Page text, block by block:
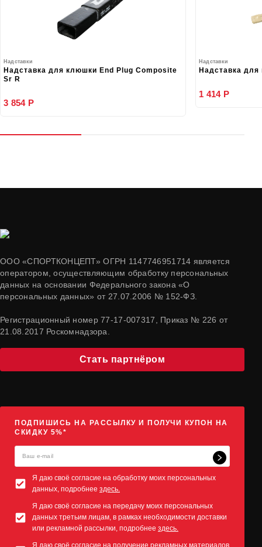
Надставки
Надставка для клюшки End Plug Composite
Sr R
3 854 Р
Надставки
Надставка
1 414 Р
ООО «СПОРТКОНЦЕПТ» ОГРН 1147746951714 является
оператором, осуществляющим обработку персональных
данных на основании Федерального закона «О
персональных данных» от 27.07.2006 № 152-ФЗ.
Регистрационный номер 77-17-007317, Приказ № 226 от
21.08.2017 Роскомнадзора.
Стать партнёром
ПОДПИШИСЬ НА РАССЫЛКУ И ПОЛУЧИ КУПОН НА
СКИДКУ 5%*
Я даю своё согласие на обработку моих персональных
данных, подробнее здесь.
Я даю своё согласие на передачу моих персональных
данных третьим лицам, в рамках необходимости доставки
или рекламной рассылки, подробнее здесь.
Я даю своё согласие на получение рекламных материалов